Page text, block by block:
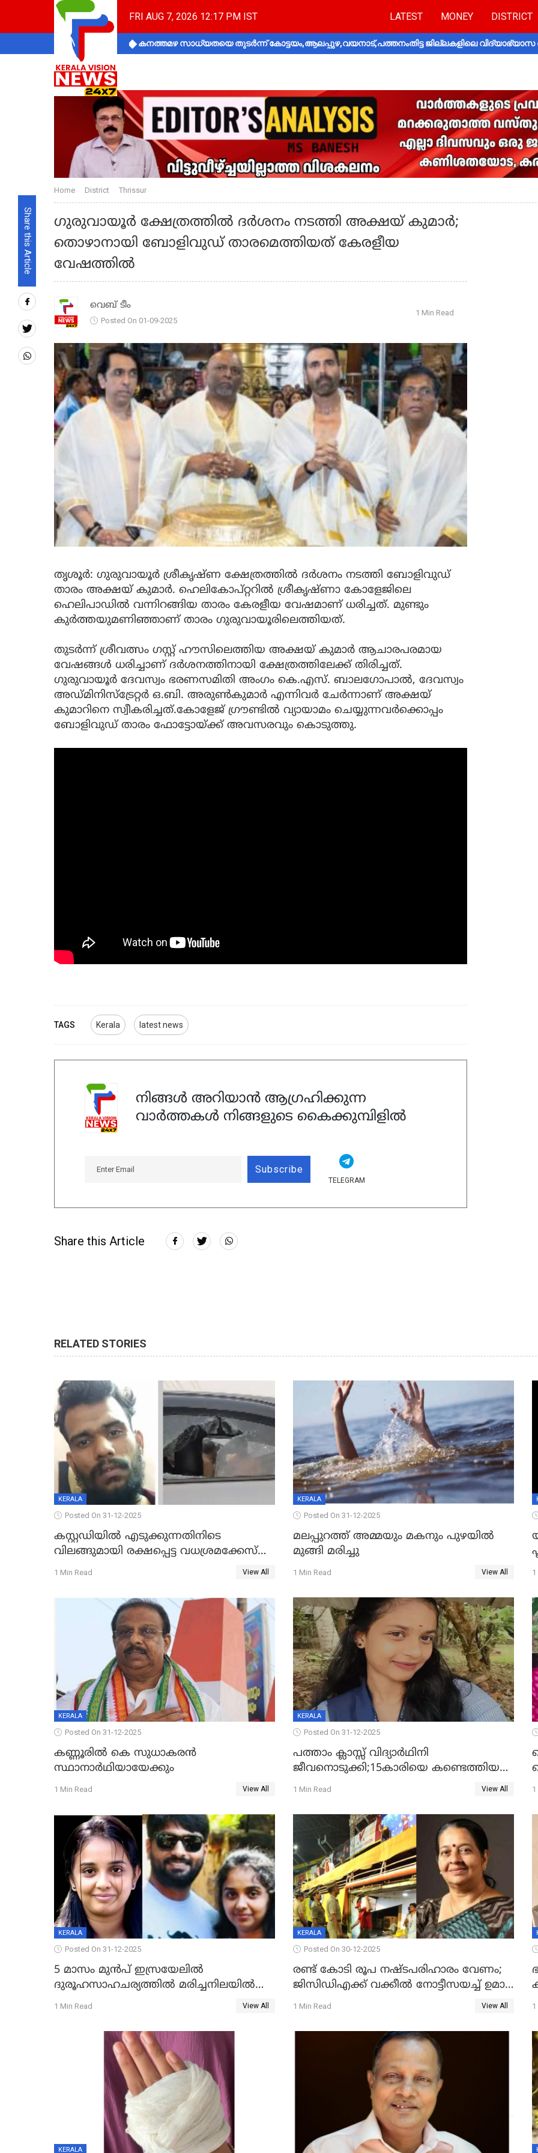
FRI AUG 7, 2026 12:17 PM IST LATEST MONEY DISTRICT
കനത്തമഴ സാധ്യതയെ തുടർന്ന് കോട്ടയം,ആലപ്പുഴ,വയനാട്,പത്തനംതിട്ട ജില്ലകളിലെ വിദ്യാഭ്യാസ
Share this Article
Home District Thrissur
ഗുരുവായൂര്‍ ക്ഷേത്രത്തില്‍ ദര്‍ശനം നടത്തി അക്ഷയ് കുമാര്‍;
തൊഴാനായി ബോളിവുഡ് താരമെത്തിയത് കേരളീയ
വേഷത്തില്‍
വെബ് ടീം
Posted On 01-09-2025
1 Min Read
തൃശൂർ: ഗുരുവായൂര്‍ ശ്രീകൃഷ്ണ ക്ഷേത്രത്തില്‍ ദര്‍ശനം നടത്തി ബോളിവുഡ്
താരം അക്ഷയ് കുമാര്‍. ഹെലികോപ്റ്ററില്‍ ശ്രീകൃഷ്ണാ കോളേജിലെ
ഹെലിപാഡില്‍ വന്നിറങ്ങിയ താരം കേരളീയ വേഷമാണ് ധരിച്ചത്. മുണ്ടും
കുര്‍ത്തയുമണിഞ്ഞാണ് താരം ഗുരുവായൂരിലെത്തിയത്.
തുടര്‍ന്ന് ശ്രീവത്സം ഗസ്റ്റ് ഹൗസിലെത്തിയ അക്ഷയ് കുമാര്‍ ആചാരപരമായ
വേഷങ്ങള്‍ ധരിച്ചാണ് ദര്‍ശനത്തിനായി ക്ഷേത്രത്തിലേക്ക് തിരിച്ചത്.
ഗുരുവായൂര്‍ ദേവസ്വം ഭരണസമിതി അംഗം കെ.എസ്. ബാലഗോപാല്‍, ദേവസ്വം
അഡ്മിനിസ്‌ട്രേറ്റര്‍ ഒ.ബി. അരുണ്‍കുമാര്‍ എന്നിവര്‍ ചേര്‍ന്നാണ് അക്ഷയ്
കുമാറിനെ സ്വീകരിച്ചത്.കോളേജ് ഗ്രൗണ്ടില്‍ വ്യായാമം ചെയ്യുന്നവര്‍ക്കൊപ്പം
ബോളിവുഡ് താരം ഫോട്ടോയ്ക്ക് അവസരവും കൊടുത്തു.
TAGS Kerala latest news
നിങ്ങൾ അറിയാൻ ആഗ്രഹിക്കുന്ന
വാർത്തകൾ നിങ്ങളുടെ കൈക്കുമ്പിളിൽ
Subscribe
TELEGRAM
Share this Article
RELATED STORIES
KERALA
Posted On 31-12-2025
കസ്റ്റഡിയിൽ എടുക്കുന്നതിനിടെ
വിലങ്ങുമായി രക്ഷപ്പെട്ട വധശ്രമക്കേസ്
പ്രതി പിടിയിൽ
1 Min Read View All
KERALA
Posted On 31-12-2025
മലപ്പുറത്ത് അമ്മയും മകനും പുഴയിൽ
മുങ്ങി മരിച്ചു
1 Min Read View All 1
KERALA
Posted On 31-12-2025
കണ്ണൂരിൽ കെ സുധാകരൻ
സ്ഥാനാർഥിയായേക്കും
1 Min Read View All
KERALA
Posted On 31-12-2025
പത്താം ക്ലാസ്സ് വിദ്യാര്‍ഥിനി
ജീവനൊടുക്കി;15കാരിയെ കണ്ടെത്തിയത്
കിടപ്പുമുറിയില്‍ തൂങ്ങി മരിച്ച നിലയിൽ
1 Min Read View All 1
KERALA
Posted On 31-12-2025
5 മാസം മുൻപ് ഇസ്രയേലിൽ
ദുരൂഹസാഹചര്യത്തിൽ മരിച്ചനിലയിൽ
കണ്ടെത്തിയ മലയാളി യുവാവിന്റെ
1 Min Read View All
KERALA
Posted On 30-12-2025
രണ്ട് കോടി രൂപ നഷ്ടപരിഹാരം വേണം;
ജിസിഡിഎക്ക് വക്കീൽ നോട്ടീസയച്ച് ഉമാ
തോമസ്
1 Min Read View All 1
KERALA